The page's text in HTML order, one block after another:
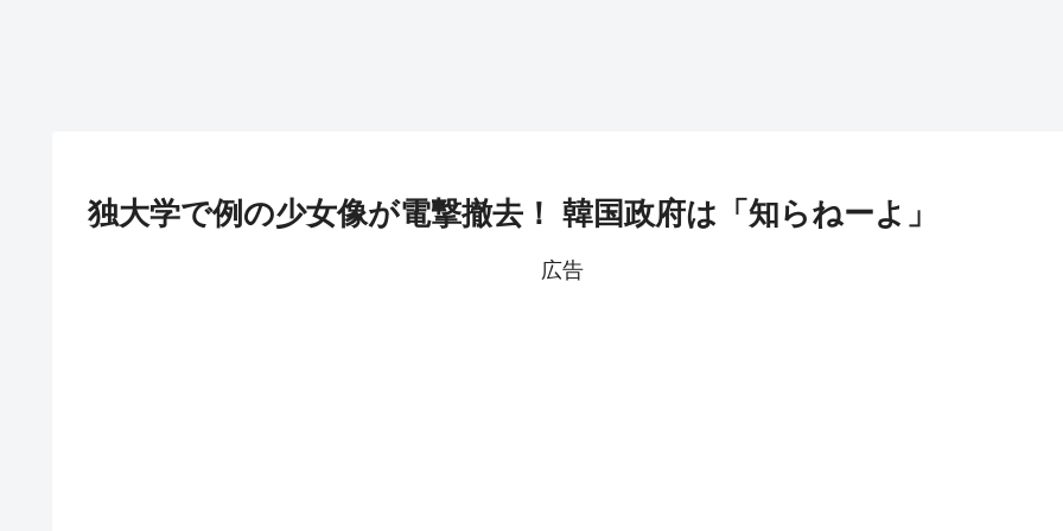
独大学で例の少女像が電撃撤去！ 韓国政府は「知らねーよ」
広告